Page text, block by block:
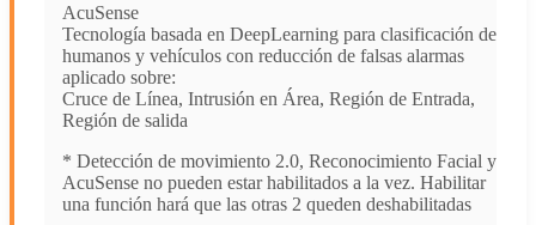
AcuSense
Tecnología basada en DeepLearning para clasificación de
humanos y vehículos con reducción de falsas alarmas
aplicado sobre:
Cruce de Línea, Intrusión en Área, Región de Entrada,
Región de salida
* Detección de movimiento 2.0, Reconocimiento Facial y
AcuSense no pueden estar habilitados a la vez. Habilitar
una función hará que las otras 2 queden deshabilitadas